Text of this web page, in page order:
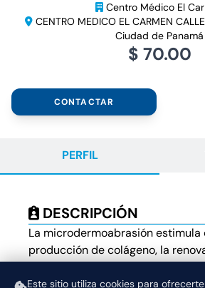
Este sitio utiliza cookies para
Centro Médico El
CENTRO MEDICO EL CARMEN
Ciudad de Panamá
$ 70.00
CONTACTAR
PERFIL
DESCRIPCIÓN
La microdermoabrasión estimula
producción de colágeno, la
ayuda con los problemas de cutis